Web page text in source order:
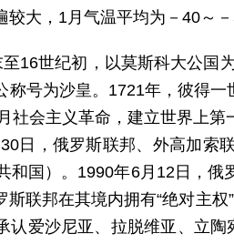
较大，1月气温平均为－40～
至16世纪初，以莫斯科大公
称号为沙皇。1721年，彼得
社会主义革命，建立世界上
日，俄罗斯联邦、外高加索
和国）。1990年6月12日，
联邦在其境内拥有“绝对主
认爱沙尼亚、拉脱维亚、立